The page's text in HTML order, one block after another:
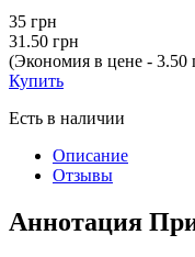
35 грн
31.50 грн
(Экономия в цене - 3.50
Купить
Есть в наличии
Описание
Отзывы
Аннотация